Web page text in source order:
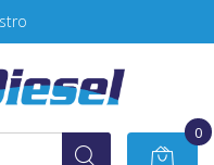
0